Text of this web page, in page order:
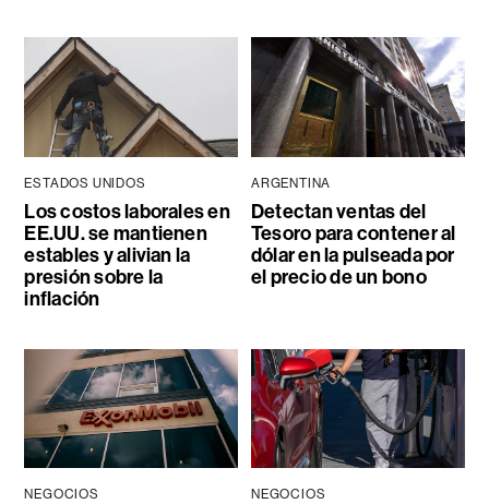
ESTADOS UNIDOS
Los costos laborales en
EE.UU. se mantienen
estables y alivian la
presión sobre la
inflación
ARGENTINA
Detectan ventas del
Tesoro para contener al
dólar en la pulseada por
el precio de un bono
NEGOCIOS NEGOCIOS